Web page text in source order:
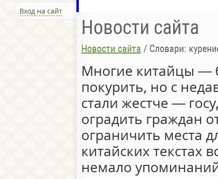
Вход на сайт
Новости сайта
Новости сайта / Словари:
Многие китайцы —
покурить, но с
стали жестче —
оградить граждан
ограничить места
китайских текстах
немало